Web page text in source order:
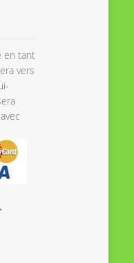
en tant
vers